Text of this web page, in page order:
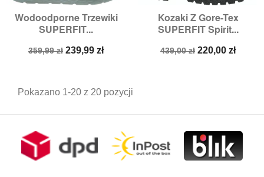
Wodoodporne Trzewiki
SUPERFIT...
Cena
359,99 zł Cena
239,99 zł
Kozaki Z Gore-Tex
SUPERFIT Spirit...
Cena
439,00 zł Cena
220,00 zł
Pokazano 1-20 z 20 pozycji